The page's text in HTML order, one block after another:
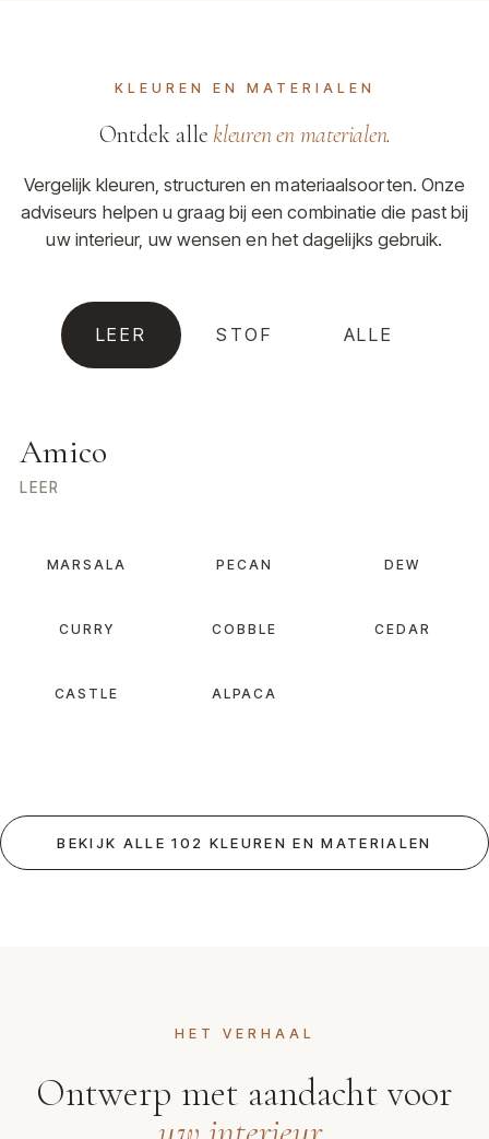
KLEUREN EN MATERIALEN
Ontdek alle kleuren en materialen.
Vergelijk kleuren, structuren en materiaalsoorten. Onze
adviseurs helpen u graag bij een combinatie die past bij
uw interieur, uw wensen en het dagelijks gebruik.
LEER STOF ALLE
Amico
LEER
MARSALA PECAN DEW
CURRY COBBLE CEDAR
CASTLE ALPACA
BEKIJK ALLE 102 KLEUREN EN MATERIALEN
HET VERHAAL
Ontwerp met aandacht voor